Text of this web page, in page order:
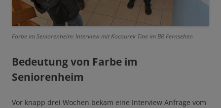
Farbe im Seniorenheim: Interview mit Kocourek Tine im BR Fernsehen
Bedeutung von Farbe im
Seniorenheim
Vor knapp drei Wochen bekam eine Interview Anfrage vom